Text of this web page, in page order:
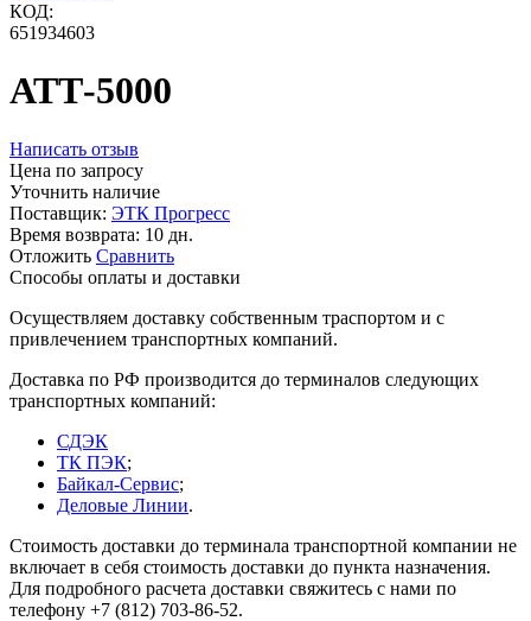
КОД:
651934603
АТТ-5000
Написать отзыв
Цена по запросу
Уточнить наличие
Поставщик: ЭТК Прогресс
Время возврата: 10 дн.
Отложить Сравнить
Способы оплаты и доставки
Осуществляем доставку собственным траспортом и с
привлечением транспортных компаний.
Доставка по РФ производится до терминалов следующих
транспортных компаний:
СДЭК
ТК ПЭК;
Байкал-Сервис;
Деловые Линии.
Стоимость доставки до терминала транспортной компании не
включает в себя стоимость доставки до пункта назначения.
Для подробного расчета доставки свяжитесь с нами по
телефону +7 (812) 703-86-52.